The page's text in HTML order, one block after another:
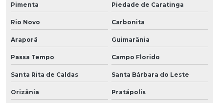
Pimenta Piedade de Caratinga
Rio Novo Carbonita
Araporã Guimarânia
Passa Tempo Campo Florido
Santa Rita de Caldas Santa Bárbara do Leste
Orizânia Pratápolis